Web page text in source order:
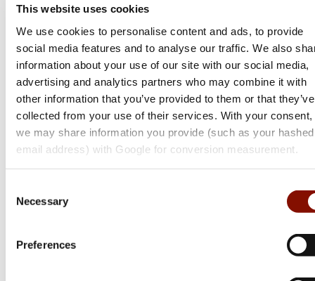
This website uses cookies
We use cookies to personalise content and ads, to provide
social media features and to analyse our traffic. We also
information about your use of our site with our social media,
advertising and analytics partners who may combine it with
other information that you’ve provided to them or that they’ve
collected from your use of their services. With your consent,
we may share information you provide (such as your hashed
email address) with Google for conversion measurement.
Selection
Necessary
Preferences
SwissTech
Fällkniv 5,5"
Online: I lager
SwissTech
Fast Kniv 8,75"